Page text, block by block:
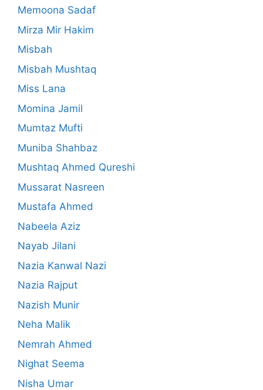
Memoona Sadaf
Mirza Mir Hakim
Misbah
Misbah Mushtaq
Miss Lana
Momina Jamil
Mumtaz Mufti
Muniba Shahbaz
Mushtaq Ahmed Qureshi
Mussarat Nasreen
Mustafa Ahmed
Nabeela Aziz
Nayab Jilani
Nazia Kanwal Nazi
Nazia Rajput
Nazish Munir
Neha Malik
Nemrah Ahmed
Nighat Seema
Nisha Umar